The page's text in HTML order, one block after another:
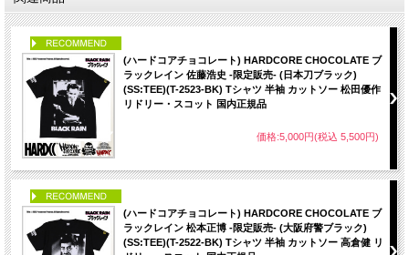
(ハードコアチョコレート) HARDCORE CHOCOLATE ブ
ラックレイン 佐藤浩史 -限定販売- (日本刀ブラック)
(SS:TEE)(T-2523-BK) Tシャツ 半袖 カットソー 松田優作
リドリー・スコット 国内正規品
価格:5,000円(税込 5,500円)
(ハードコアチョコレート) HARDCORE CHOCOLATE ブ
ラックレイン 松本正博 -限定販売- (大阪府警ブラック)
(SS:TEE)(T-2522-BK) Tシャツ 半袖 カットソー 高倉健 リ